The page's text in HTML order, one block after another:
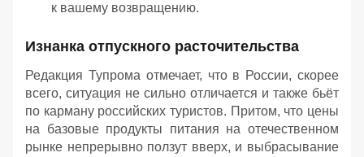
к вашему возвращению.
Изнанка отпускного расточительства
Редакция Тупрома отмечает, что в России, скорее
всего, ситуация не сильно отличается и также бьёт
по карману российских туристов. Притом, что цены
на базовые продукты питания на отечественном
рынке непрерывно ползут вверх, и выбрасывание